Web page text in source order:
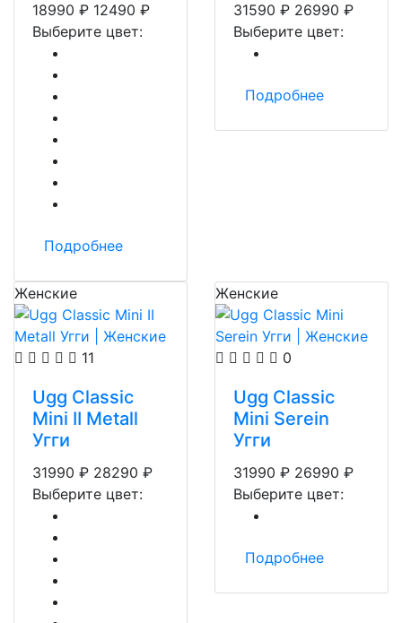
18990 ₽ 12490 ₽
Выберите цвет:
Подробнее
31590 ₽ 26990 ₽
Выберите цвет:
Подробнее
Женские
11
Ugg Classic
Mini II Metall
Угги
31990 ₽ 28290 ₽
Выберите цвет:
Женские
0
Ugg Classic
Mini Serein
Угги
31990 ₽ 26990 ₽
Выберите цвет:
Подробнее